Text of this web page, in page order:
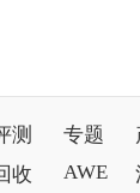
测 专题
收 AWE